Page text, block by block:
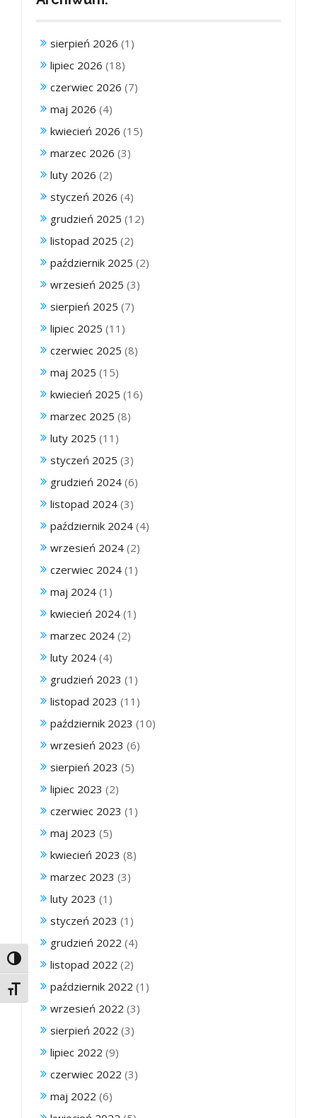
Toggle High Contrast
Toggle Font size
sierpień 2026 (1)
lipiec 2026 (18)
czerwiec 2026 (7)
maj 2026 (4)
kwiecień 2026 (15)
marzec 2026 (3)
luty 2026 (2)
styczeń 2026 (4)
grudzień 2025 (12)
listopad 2025 (2)
październik 2025 (2)
wrzesień 2025 (3)
sierpień 2025 (7)
lipiec 2025 (11)
czerwiec 2025 (8)
maj 2025 (15)
kwiecień 2025 (16)
marzec 2025 (8)
luty 2025 (11)
styczeń 2025 (3)
grudzień 2024 (6)
listopad 2024 (3)
październik 2024 (4)
wrzesień 2024 (2)
czerwiec 2024 (1)
maj 2024 (1)
kwiecień 2024 (1)
marzec 2024 (2)
luty 2024 (4)
grudzień 2023 (1)
listopad 2023 (11)
październik 2023 (10)
wrzesień 2023 (6)
sierpień 2023 (5)
lipiec 2023 (2)
czerwiec 2023 (1)
maj 2023 (5)
kwiecień 2023 (8)
marzec 2023 (3)
luty 2023 (1)
styczeń 2023 (1)
grudzień 2022 (4)
listopad 2022 (2)
październik 2022 (1)
wrzesień 2022 (3)
sierpień 2022 (3)
lipiec 2022 (9)
czerwiec 2022 (3)
maj 2022 (6)